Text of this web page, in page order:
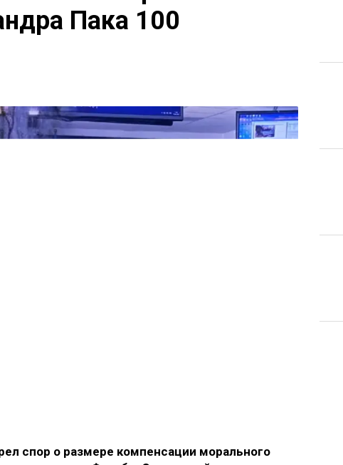
Пака 100
спор о размере компенсации морального